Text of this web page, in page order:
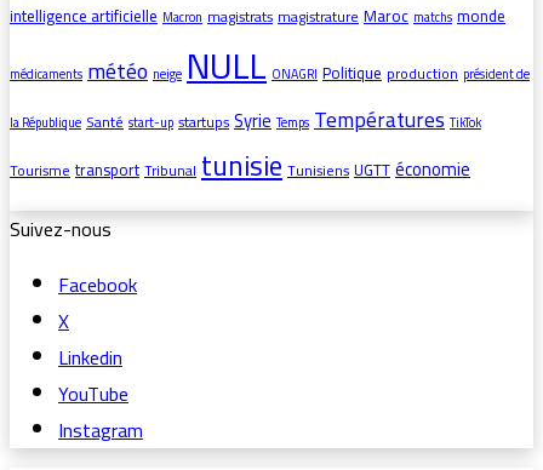
intelligence artificielle Macron magistratsmagistratureMaroc matchs monde
médicaments météo neige NULL ONAGRI Politique production président de
la République Santé start-up startupsSyrie Temps Températures TikTok
TourismetransportTribunaltunisieTunisiensUGTTéconomie
Suivez-nous
Facebook
X
Linkedin
YouTube
Instagram